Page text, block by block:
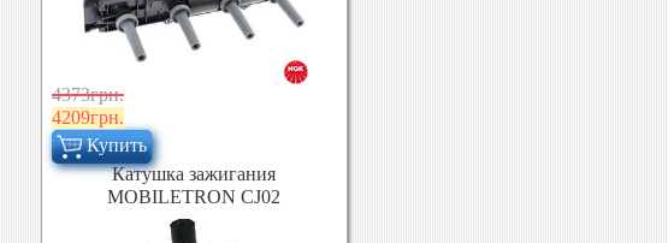
4373грн.
4209грн.
Купить
Катушка зажигания
MOBILETRON CJ02